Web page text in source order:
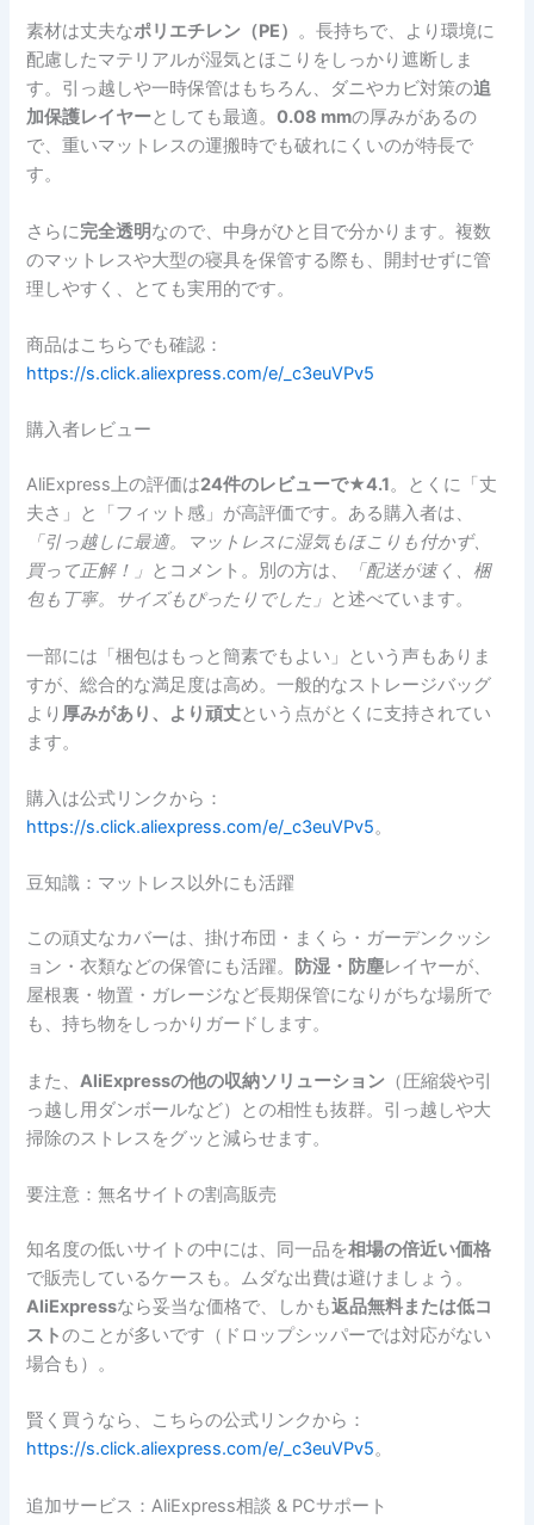
素材は丈夫なポリエチレン（PE） 。長持ちで、より環境に
配慮したマテリアルが湿気とほこりをしっかり遮断しま
す。引っ越しや一時保管はもちろん、ダニやカビ対策の追
加保護レイヤーとしても最適。0.08 mmの厚みがあるの
で、重いマットレスの運搬時でも破れにくいのが特長で
す。
さらに完全透明なので、中身がひと目で分かります。複数
のマットレスや大型の寝具を保管する際も、開封せずに管
理しやすく、とても実用的です。
商品はこちらでも確認：
https://s.click.aliexpress.com/e/_c3euVPv5
購入者レビュー
AliExpress上の評価は24件のレビューで★4.1。とくに「丈
夫さ」と「フィット感」が高評価です。ある購入者は、
「引っ越しに最適。マットレスに湿気もほこりも付かず、
買って正解！」 とコメント。別の方は、
「配送が速く、梱
包も丁寧。サイズもぴったりでした」 と述べています。
一部には「梱包はもっと簡素でもよい」という声もありま
すが、総合的な満足度は高め。一般的なストレージバッグ
より 厚みがあり、より頑丈という点がとくに支持されてい
ます。
購入は公式リンクから：
https://s.click.aliexpress.com/e/_c3euVPv5。
豆知識：マットレス以外にも活躍
この頑丈なカバーは、掛け布団・まくら・ガーデンクッシ
ョン・衣類などの保管にも活躍。 防湿・防塵レイヤーが、
屋根裏・物置・ガレージなど長期保管になりがちな場所で
も、持ち物をしっかりガードします。
また、AliExpressの他の収納ソリューション （圧縮袋や引
っ越し用ダンボールなど）との相性も抜群。引っ越しや大
掃除のストレスをグッと減らせます。
要注意：無名サイトの割高販売
知名度の低いサイトの中には、同一品を相場の倍近い価格
で販売しているケースも。ムダな出費は避けましょう。
AliExpressなら妥当な価格で、しかも返品無料または低コ
ストのことが多いです（ドロップシッパーでは対応がない
場合も）。
賢く買うなら、こちらの公式リンクから：
https://s.click.aliexpress.com/e/_c3euVPv5。
追加サービス：AliExpress相談 & PCサポート